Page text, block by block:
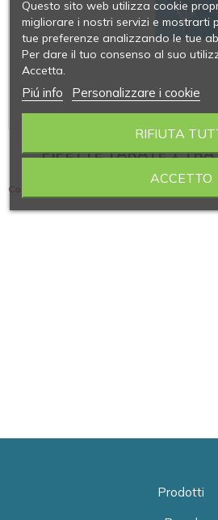
PIPETTE TARATE 1
Contiene 10 articoli
Prodotti
Questo sito web utilizza cookie
migliorare i nostri servizi e mostrarti
tue preferenze analizzando le tue
Per dare il tuo consenso al suo
Accetta.
Piú info Personalizzare i cookie
RIFIUTA
ACCETTO